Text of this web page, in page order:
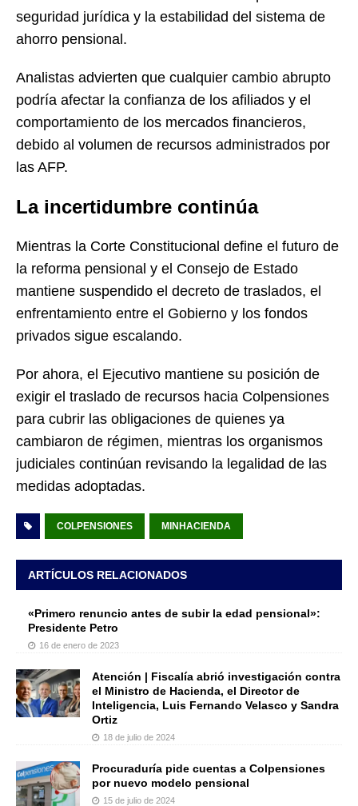
seguridad jurídica y la estabilidad del sistema de
ahorro pensional.
Analistas advierten que cualquier cambio abrupto
podría afectar la confianza de los afiliados y el
comportamiento de los mercados financieros,
debido al volumen de recursos administrados por
las AFP.
La incertidumbre continúa
Mientras la Corte Constitucional define el futuro de
la reforma pensional y el Consejo de Estado
mantiene suspendido el decreto de traslados, el
enfrentamiento entre el Gobierno y los fondos
privados sigue escalando.
Por ahora, el Ejecutivo mantiene su posición de
exigir el traslado de recursos hacia Colpensiones
para cubrir las obligaciones de quienes ya
cambiaron de régimen, mientras los organismos
judiciales continúan revisando la legalidad de las
medidas adoptadas.
COLPENSIONES MINHACIENDA
ARTÍCULOS RELACIONADOS
«Primero renuncio antes de subir la edad pensional»:
Presidente Petro
16 de enero de 2023
Atención | Fiscalía abrió investigación contra
el Ministro de Hacienda, el Director de
Inteligencia, Luis Fernando Velasco y Sandra
Ortiz
18 de julio de 2024
Procuraduría pide cuentas a Colpensiones
por nuevo modelo pensional
15 de julio de 2024